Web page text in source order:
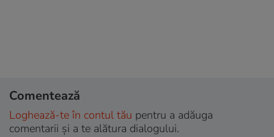
Comentează
Loghează-te în contul tău pentru a adăuga
comentarii și a te alătura dialogului.